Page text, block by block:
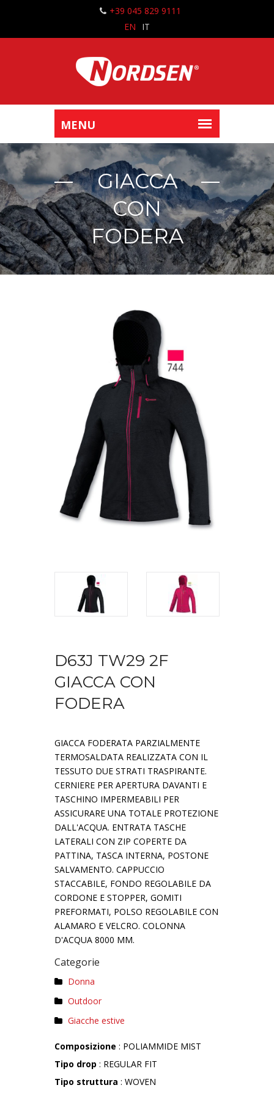
+39 045 829 9111
EN
IT
GIACCA
CON
FODERA
D63J TW29 2F
GIACCA CON
FODERA
GIACCA FODERATA PARZIALMENTE
TERMOSALDATA REALIZZATA CON IL
TESSUTO DUE STRATI TRASPIRANTE.
CERNIERE PER APERTURA DAVANTI E
TASCHINO IMPERMEABILI PER
ASSICURARE UNA TOTALE PROTEZIONE
DALL'ACQUA. ENTRATA TASCHE
LATERALI CON ZIP COPERTE DA
PATTINA, TASCA INTERNA, POSTONE
SALVAMENTO. CAPPUCCIO
STACCABILE, FONDO REGOLABILE DA
CORDONE E STOPPER, GOMITI
PREFORMATI, POLSO REGOLABILE CON
ALAMARO E VELCRO. COLONNA
D'ACQUA 8000 MM.
Categorie
Donna
Outdoor
Giacche estive
Composizione : POLIAMMIDE MIST
Tipo drop : REGULAR FIT
Tipo struttura : WOVEN